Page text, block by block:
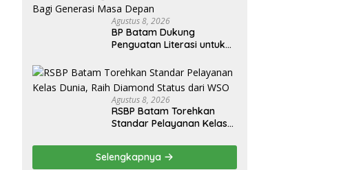
Agustus 8, 2026
BP Batam Dukung
Penguatan Literasi untuk
Kebhinekaan Bagi
Generasi Masa Depan
Agustus 8, 2026
RSBP Batam Torehkan
Standar Pelayanan Kelas
Status dari WSO
Selengkapnya